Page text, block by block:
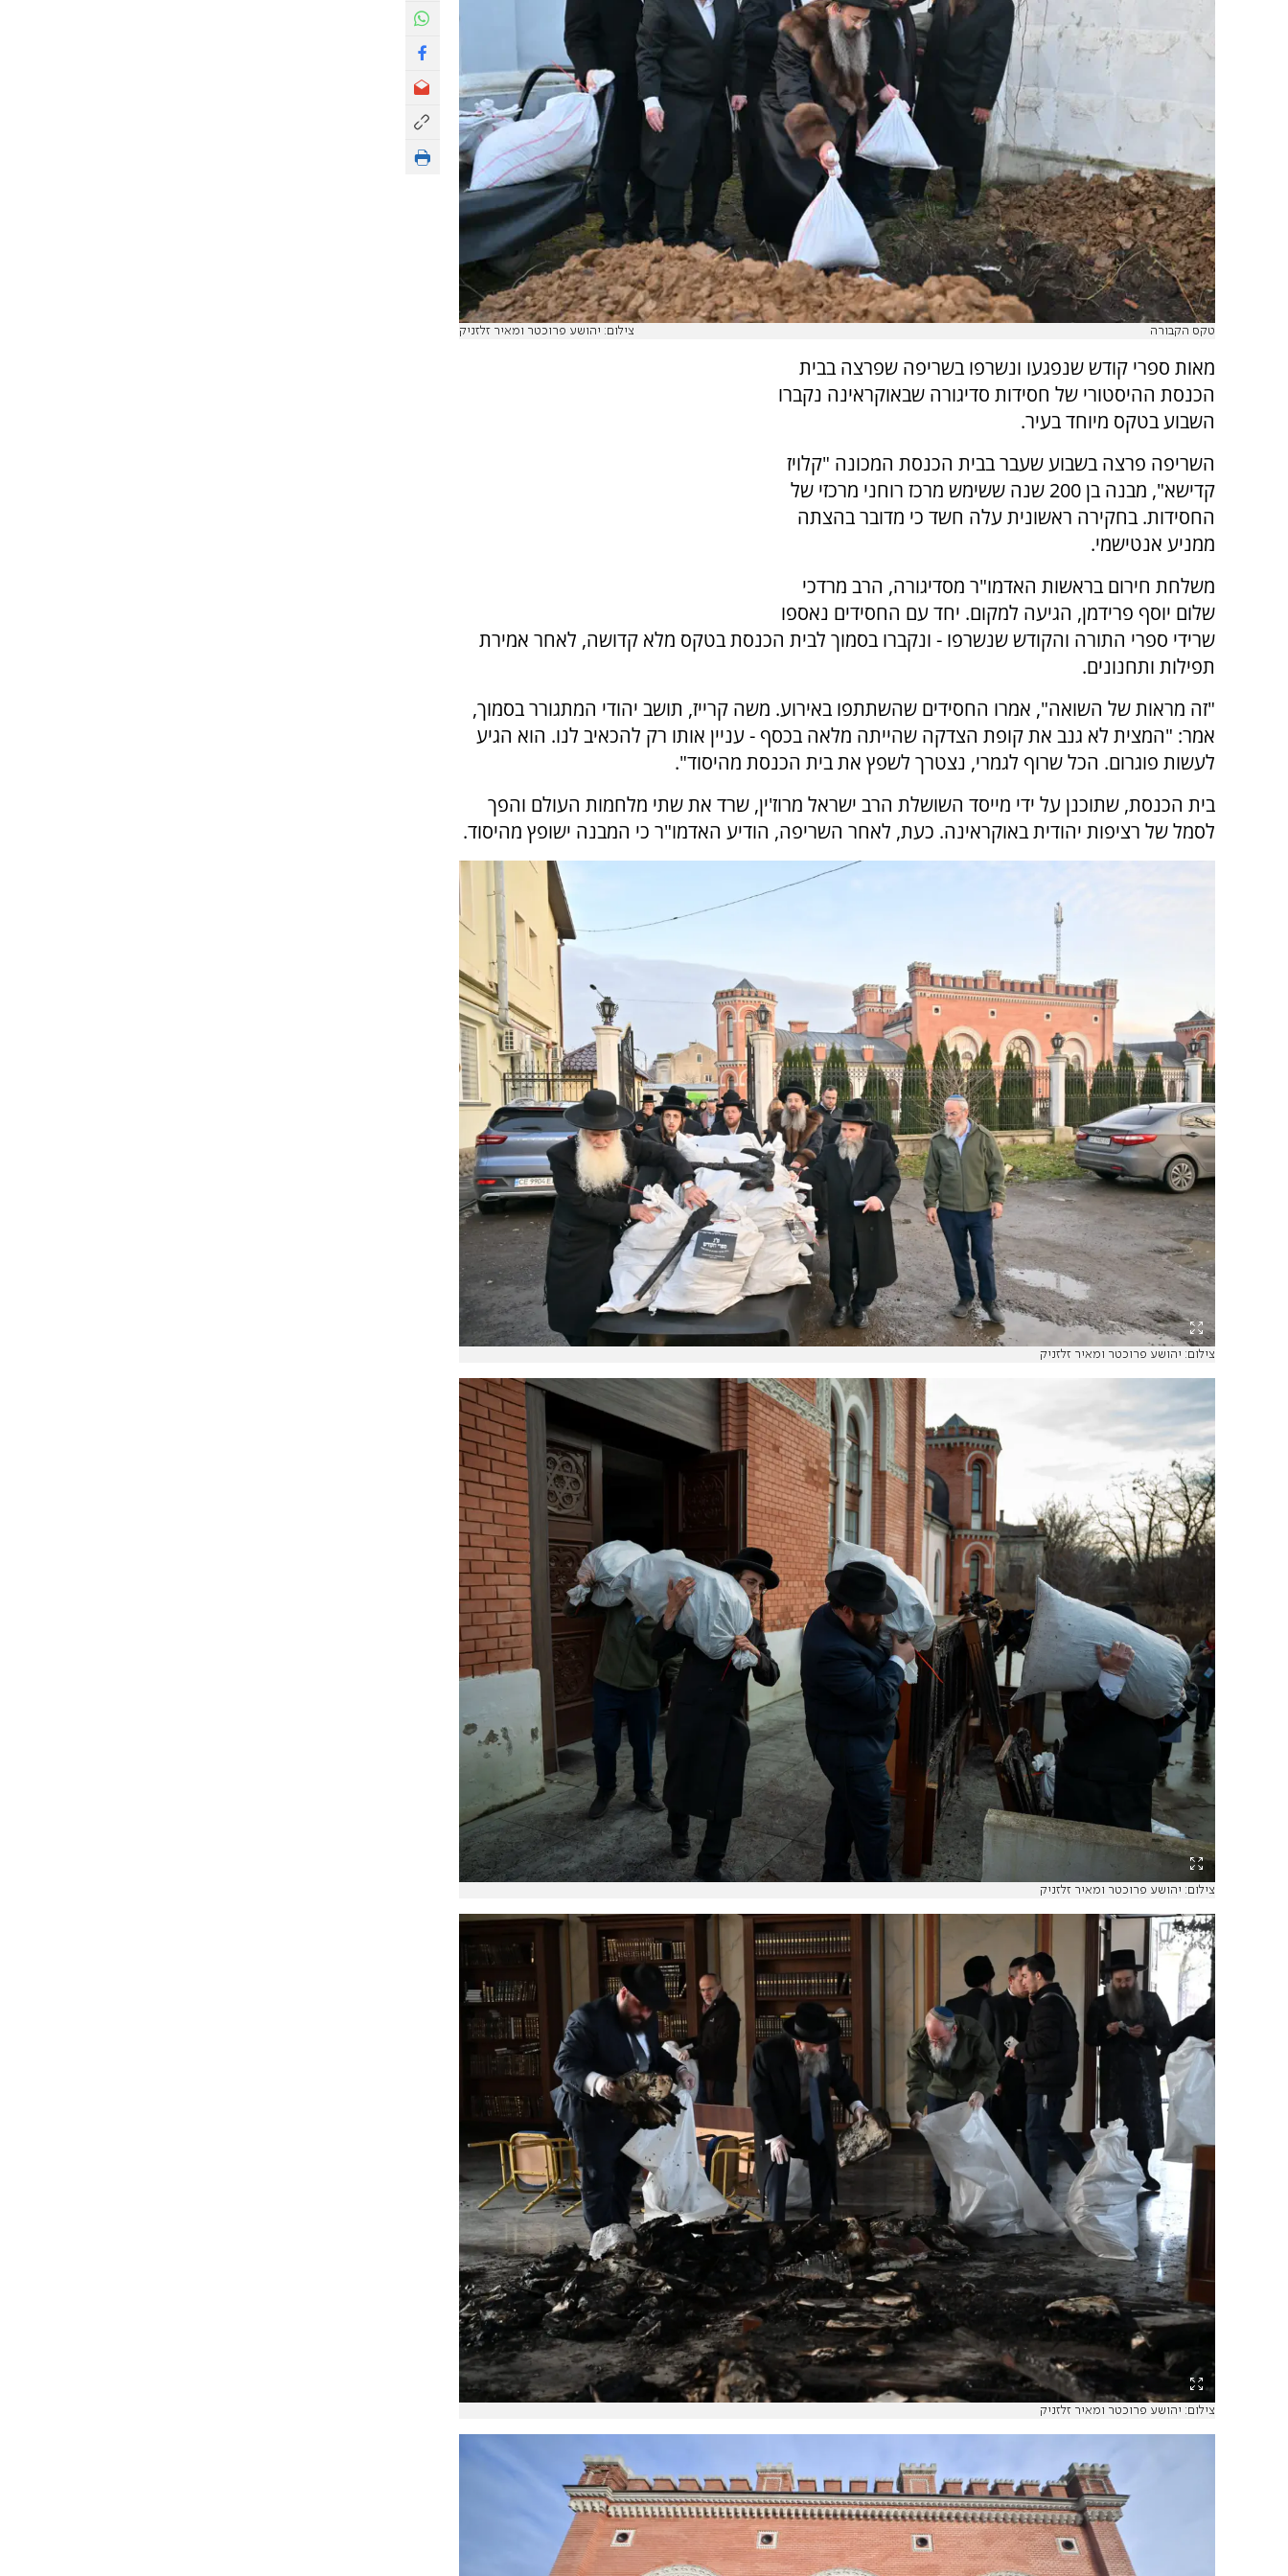
טקס הקבורה צילום: יהושע פרוכטר ומאיר זלזניק
מאות ספרי קודש שנפגעו ונשרפו בשריפה שפרצה בבית
הכנסת ההיסטורי של חסידות סדיגורה שבאוקראינה נקברו
השבוע בטקס מיוחד בעיר.
השריפה פרצה בשבוע שעבר בבית הכנסת המכונה "קלויז
קדישא", מבנה בן 200 שנה ששימש מרכז רוחני מרכזי של
החסידות. בחקירה ראשונית עלה חשד כי מדובר בהצתה
ממניע אנטישמי.
משלחת חירום בראשות האדמו"ר מסדיגורה, הרב מרדכי
שלום יוסף פרידמן, הגיעה למקום. יחד עם החסידים נאספו
שרידי ספרי התורה והקודש שנשרפו - ונקברו בסמוך לבית הכנסת בטקס מלא קדושה, לאחר אמירת
תפילות ותחנונים.
"זה מראות של השואה", אמרו החסידים שהשתתפו באירוע. משה קרייז, תושב יהודי המתגורר בסמוך,
אמר: "המצית לא גנב את קופת הצדקה שהייתה מלאה בכסף - עניין אותו רק להכאיב לנו. הוא הגיע
לעשות פוגרום. הכל שרוף לגמרי, נצטרך לשפץ את בית הכנסת מהיסוד".
בית הכנסת, שתוכנן על ידי מייסד השושלת הרב ישראל מרוז'ין, שרד את שתי מלחמות העולם והפך
לסמל של רציפות יהודית באוקראינה. כעת, לאחר השריפה, הודיע האדמו"ר כי המבנה ישופץ מהיסוד.
צילום: יהושע פרוכטר ומאיר זלזניק
צילום: יהושע פרוכטר ומאיר זלזניק
צילום: יהושע פרוכטר ומאיר זלזניק